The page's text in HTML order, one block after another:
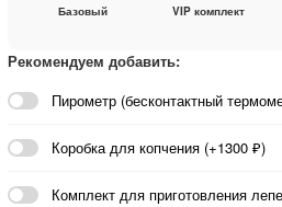
Базовый VIP комплект
Рекомендуем добавить:
Пирометр (бесконтактный
Коробка для копчения (+1300 ₽)
Комплект для приготовления